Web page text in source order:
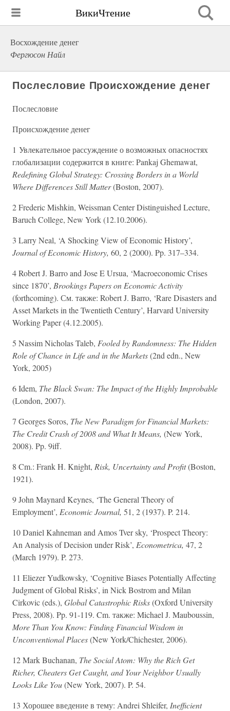
ВикиЧтение
Восхождение денег
Фергюсон Найл
Послесловие Происхождение денег
Послесловие
Происхождение денег
1 Увлекательное рассуждение о возможных опасностях
глобализации содержится в книге: Pankaj Ghemawat,
Redefining Global Strategy: Crossing Borders in a World
Where Differences Still Matter(Boston, 2007).
2 Frederic Mishkin, Weissman Center Distinguished Lecture,
Baruch College, New York (12.10.2006).
3 Larry Neal, ‘A Shocking View of Economic History’,
Journal of Economic History, 60, 2 (2000). Pp. 317–334.
4 Robert J. Barro and Jose E Ursua, ‘Macroeconomic Crises
since 1870’, Brookings Papers on Economic Activity
(forthcoming). См. также: Robert J. Barro, ‘Rare Disasters and
Asset Markets in the Twentieth Century’, Harvard University
Working Paper (4.12.2005).
5 Nassim Nicholas Taleb, Fooled by Randomness: The Hidden
Role of Chance in Life and in the Markets(2nd edn., New
York, 2005)
6 Idem, The Black Swan: The Impact of the Highly Improbable
(London, 2007).
7 Georges Soros, The New Paradigm for Financial Markets:
The Credit Crash of 2008 and What It Means, (New York,
2008). Pp. 9iff.
8 Cm.: Frank H. Knight, Risk, Uncertainty and Profit(Boston,
1921).
9 John Maynard Keynes, ‘The General Theory of
Employment’, Economic Journal, 51, 2 (1937). P. 214.
10 Daniel Kahneman and Amos Tver sky, ‘Prospect Theory:
An Analysis of Decision under Risk’, Econometrica, 47, 2
(March 1979). P. 273.
11 Eliezer Yudkowsky, ‘Cognitive Biases Potentially Affecting
Judgment of Global Risks’, in Nick Bostrom and Milan
Cirkovic (eds.), Global Catastrophic Risks(Oxford University
Press, 2008). Pp. 91-119. Cm. также: Michael J. Mauboussin,
More Than You Know: Finding Financial Wisdom in
Unconventional Places(New York/Chichester, 2006).
12 Mark Buchanan, The Social Atom: Why the Rich Get
Richer, Cheaters Get Caught, and Your Neighbor Usually
Looks Like You(New York, 2007). P. 54.
13 Хорошее введение в тему: Andrei Shleifer, Inefficient